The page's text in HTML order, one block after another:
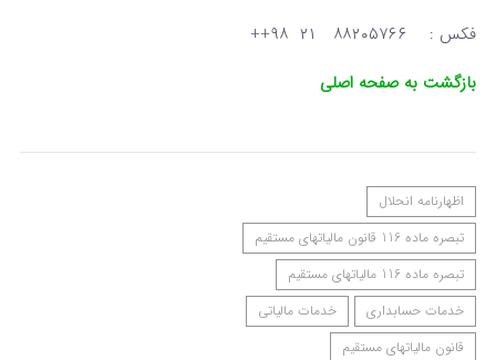
فکس : ۸۸۲۰۵۷۶۶ ۲۱ ۹۸++
بازگشت به صفحه اصلی
اظهارنامه انحلال
تبصره ماده 116 قانون مالیاتهای مستقیم
تبصره ماده 116 مالیاتهای مستقیم
خدمات حسابداری
خدمات مالیاتی
قانون مالیاتهای مستقیم